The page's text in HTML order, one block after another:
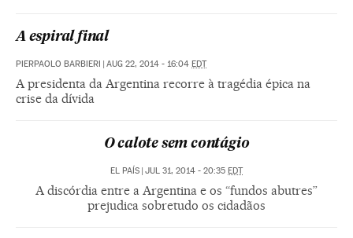
A espiral final
PIERPAOLO BARBIERI | AUG 22, 2014 - 16:04 EDT
A presidenta da Argentina recorre à tragédia épica na
crise da dívida
O calote sem contágio
EL PAÍS | JUL 31, 2014 - 20:35 EDT
A discórdia entre a Argentina e os “fundos abutres”
prejudica sobretudo os cidadãos